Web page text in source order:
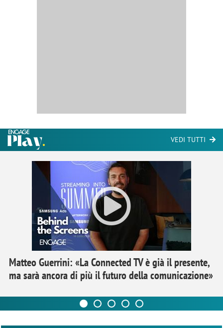
VEDI TUTTI
Matteo Guerrini: «La Connected TV è già il presente,
ma sarà ancora di più il futuro della comunicazione»